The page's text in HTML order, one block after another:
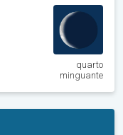
quarto
minguante